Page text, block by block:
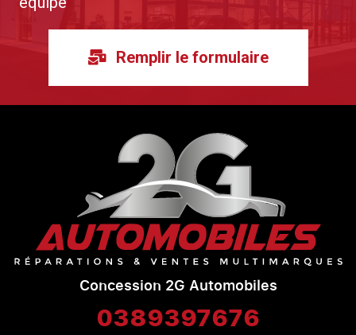
Remplir le formulaire
Concession 2G Automobiles
0389397676